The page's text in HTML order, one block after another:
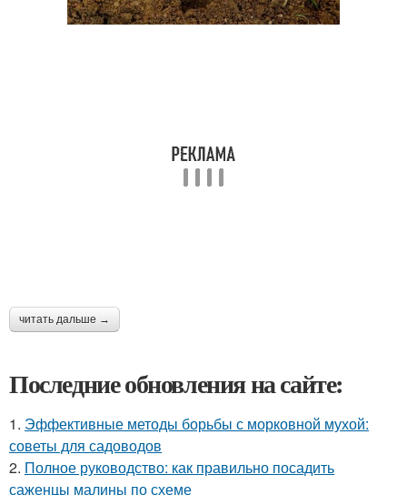
читать дальше →
Последние обновления на сайте:
1. Эффективные методы борьбы с морковной мухой:
советы для садоводов
2. Полное руководство: как правильно посадить
саженцы малины по схеме